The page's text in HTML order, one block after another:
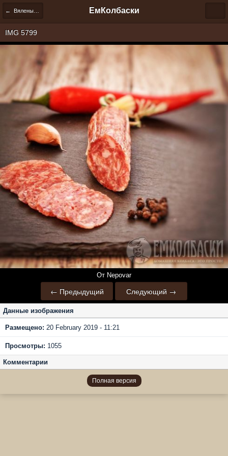
← Вяленые колбасы ЕмКолбаски
IMG 5799
От Nepovar
← Предыдущий Следующий →
Данные изображения
Размещено: 20 February 2019 - 11:21
Просмотры: 1055
Комментарии
Полная версия